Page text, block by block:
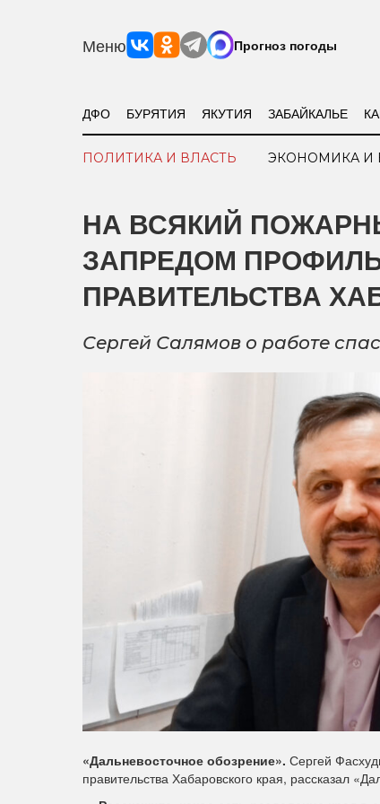
Меню Прогноз погоды
ДФО БУРЯТИЯ ЯКУТИЯ ЗАБАЙКАЛЬЕ
ПОЛИТИКА И ВЛАСТЬ ЭКОНОМИКА И
НА ВСЯКИЙ
ЗАПРЕДОМ
ПРАВИТЕЛЬСТВА
Сергей Салямов о работе
«Дальневосточное обозрение». Сергей
правительства Хабаровского края, рассказал